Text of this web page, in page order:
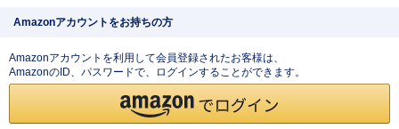
Amazonアカウントをお持ちの方
Amazonアカウントを利用して会員登録されたお客様は、
AmazonのID、パスワードで、ログインすることができます。